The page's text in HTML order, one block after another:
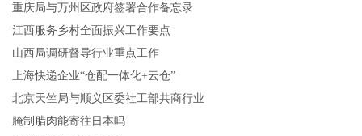
重庆局与万州区政府签署合作备忘录
江西服务乡村全面振兴工作要点
山西局调研督导行业重点工作
上海快递企业“仓配一体化+云仓”
北京天竺局与顺义区委社工部共商行业
腌制腊肉能寄往日本吗